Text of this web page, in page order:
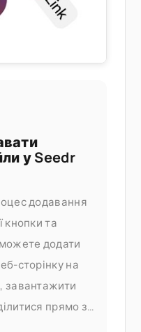
у Seedr
додавання
кнопки та
додати
сторінку на
завантажити
прямо зі